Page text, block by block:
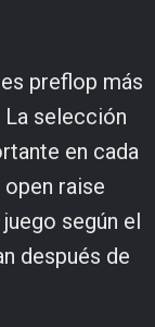
preflop más
La selección
en cada
raise
según el
después de